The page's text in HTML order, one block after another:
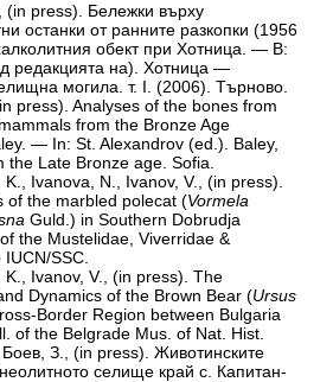
press). Бележки върху
останки от ранните разкопки (1956
обект при Хотница. — В:
редакцията на). Хотница —
могила. т. I. (2006). Търново.
press). Analyses of the bones from
from the Bronze Age
— In: St. Alexandrov (ed.). Baley,
the Late Bronze age. Sofia.
Ivanova, N., Ivanov, V., (in press).
of the marbled polecat (Vormela
Guld.) in Southern Dobrudja
the Mustelidae, Viverridae &
SSC.
Ivanov, V., (in press). The
Dynamics of the Brown Bear (Ursus
Border Region between Bulgaria
of the Belgrade Mus. of Nat. Hist.
З., (in press). Животинските
селище край с. Капитан-